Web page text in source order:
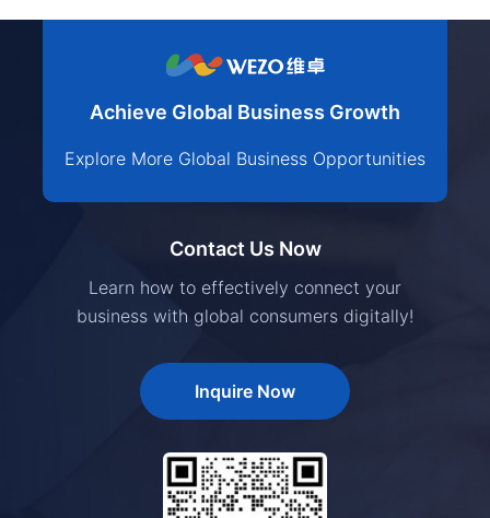
Achieve Global Business Growth
Explore More Global Business Opportunities
Contact Us Now
Learn how to effectively connect your
business with global consumers digitally!
Inquire Now